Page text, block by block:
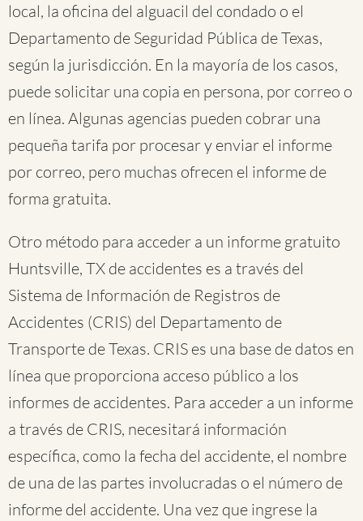
local, la oficina del alguacil del condado o el
Departamento de Seguridad Pública de Texas,
según la jurisdicción. En la mayoría de los casos,
puede solicitar una copia en persona, por correo o
en línea. Algunas agencias pueden cobrar una
pequeña tarifa por procesar y enviar el informe
por correo, pero muchas ofrecen el informe de
forma gratuita.
Otro método para acceder a un informe gratuito
Huntsville, TX de accidentes es a través del
Sistema de Información de Registros de
Accidentes (CRIS) del Departamento de
Transporte de Texas. CRIS es una base de datos en
línea que proporciona acceso público a los
informes de accidentes. Para acceder a un informe
a través de CRIS, necesitará información
específica, como la fecha del accidente, el nombre
de una de las partes involucradas o el número de
informe del accidente. Una vez que ingrese la